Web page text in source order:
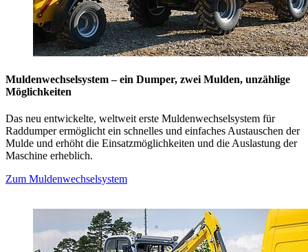
Muldenwechselsystem – ein Dumper, zwei Mulden, unzählige
Möglichkeiten
Das neu entwickelte, weltweit erste Muldenwechselsystem für
Raddumper ermöglicht ein schnelles und einfaches Austauschen der
Mulde und erhöht die Einsatzmöglichkeiten und die Auslastung der
Maschine erheblich.
Zum Muldenwechselsystem